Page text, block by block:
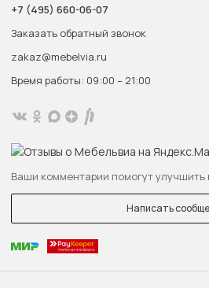
+7 (495) 660-06-07
Заказать обратный звонок
zakaz@mebelvia.ru
Время работы: 09:00 – 21:00
Ваши комментарии помогут
Написать